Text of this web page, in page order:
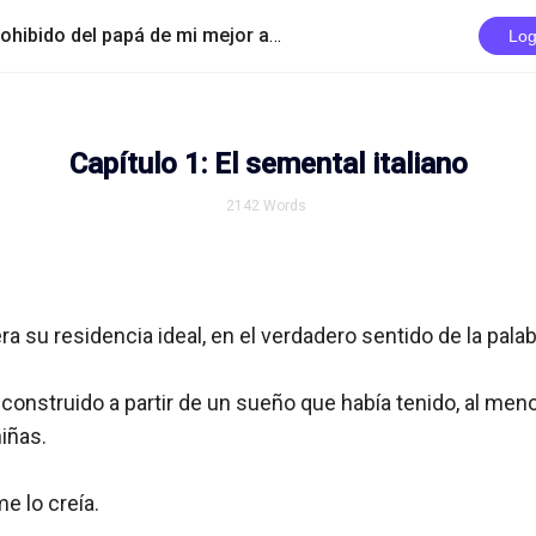
Sometiéndome al encanto prohibido del papá de mi mejor amiga Capítulo 1: El semental
Capítulo 1: El semental italiano
2142 Words